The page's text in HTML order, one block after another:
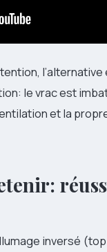
le vrac est
et la
inversé